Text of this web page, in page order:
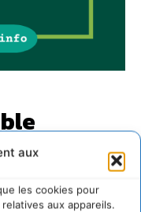
aux
les cookies pour
aux appareils.
mémoire
(2020-2026)